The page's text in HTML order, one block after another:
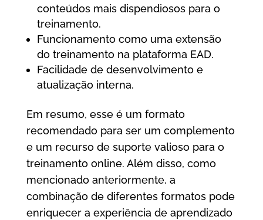
conteúdos mais dispendiosos para o
treinamento.
Funcionamento como uma extensão
do treinamento na plataforma EAD.
Facilidade de desenvolvimento e
atualização interna.
Em resumo, esse é um formato
recomendado para ser um complemento
e um recurso de suporte valioso para o
treinamento online. Além disso, como
mencionado anteriormente, a
combinação de diferentes formatos pode
enriquecer a experiência de aprendizado